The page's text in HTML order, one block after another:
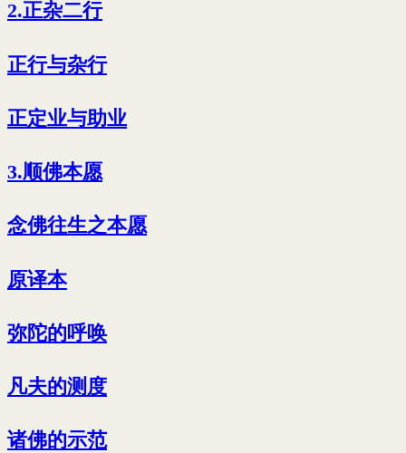
2.正杂二行
正行与杂行
正定业与助业
3.顺佛本愿
念佛往生之本愿
原译本
弥陀的呼唤
凡夫的测度
诸佛的示范